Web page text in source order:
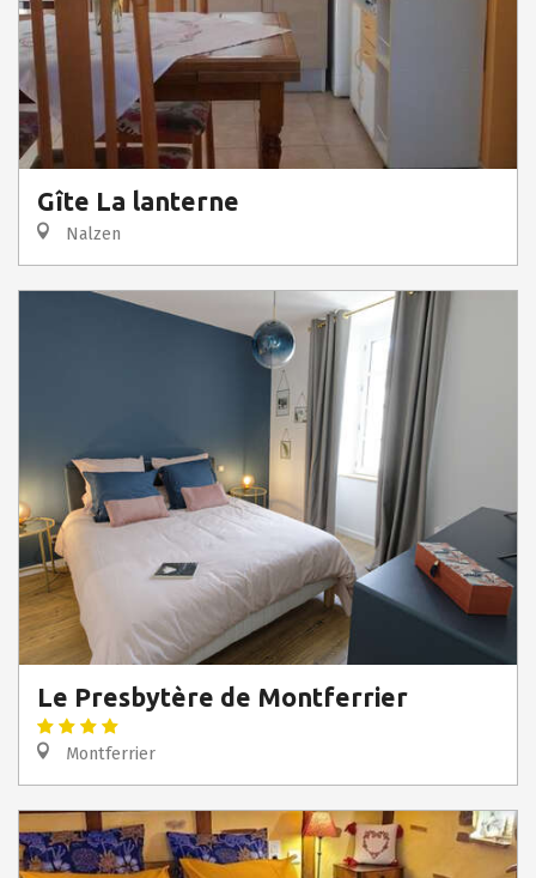
Gîte La lanterne
Nalzen
Le Presbytère de Montferrier
Montferrier